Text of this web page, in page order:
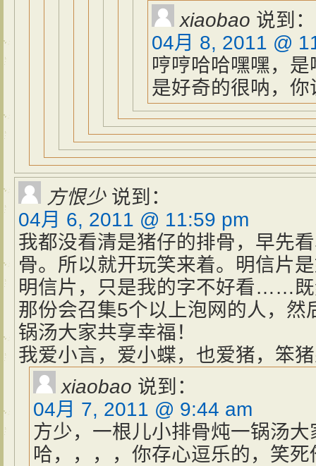
xiaobao 说到：
04月 8, 2011 @
哼哼哈哈嘿嘿，
是好奇的很呐，
方恨少 说到：
04月 6, 2011 @ 11:59 pm
我都没看清是猪仔的排骨，早先
骨。所以就开玩笑来着。明信片
明信片，只是我的字不好看……
那份会召集5个以上泡网的人，然
锅汤大家共享幸福！
我爱小言，爱小蝶，也爱猪，笨
xiaobao 说到：
04月 7, 2011 @ 9:44 am
方少，一根儿小排骨炖一锅汤
哈，，，，你存心逗乐的，笑